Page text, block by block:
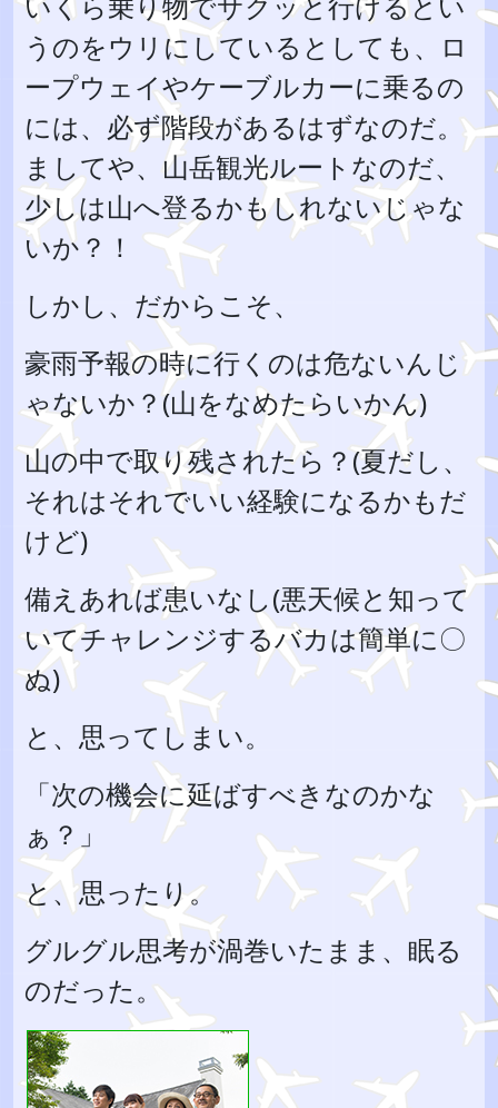
うのをウリにしているとしても、ロ
ープウェイやケーブルカーに乗るの
には、必ず階段があるはずなのだ。
ましてや、山岳観光ルートなのだ、
少しは山へ登るかもしれないじゃな
いか？！
しかし、だからこそ、
豪雨予報の時に行くのは危ないんじ
ゃないか？(山をなめたらいかん)
山の中で取り残されたら？(夏だし、
それはそれでいい経験になるかもだ
けど)
備えあれば患いなし(悪天候と知って
いてチャレンジするバカは簡単に〇
ぬ)
と、思ってしまい。
「次の機会に延ばすべきなのかな
ぁ？」
と、思ったり。
グルグル思考が渦巻いたまま、眠る
のだった。